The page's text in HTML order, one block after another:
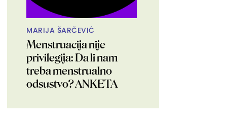
MARIJA ŠARČEVIĆ
Menstruacija nije
privilegija: Da li nam
treba menstrualno
odsustvo? ANKETA